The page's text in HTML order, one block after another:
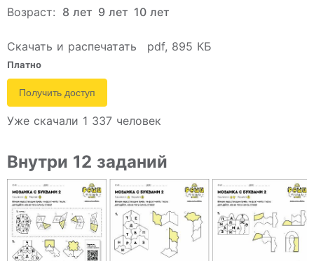
Возраст: 8 лет 9 лет 10 лет
Скачать и распечатать pdf, 895 КБ
Платно
Получить доступ
Уже скачали 1 337 человек
Внутри 12 заданий